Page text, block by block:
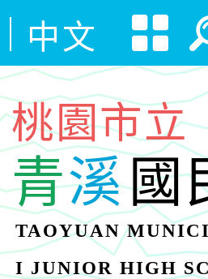
中文
桃園市立
青溪國
TAOYUAN
I JUNIOR HIGH